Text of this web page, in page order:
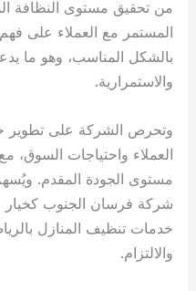
من تحقيق مستوى النظافة
المستمر مع العملاء على فهم
بالشكل المناسب، وهو ما
والاستمرارية.
وتحرص الشركة على تطوير
العملاء واحتياجات السوق،
مستوى الجودة المقدم.
شركة فرسان الجنوب
خدمات تنظيف المنازل
والالتزام.